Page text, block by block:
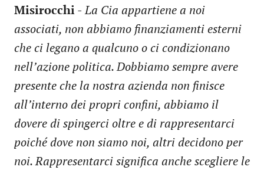
Misirocchi -La Cia appartiene a noi
associati, non abbiamo finanziamenti esterni
che ci legano a qualcuno o ci condizionano
nell’azione politica. Dobbiamo sempre avere
presente che la nostra azienda non finisce
all’interno dei propri confini, abbiamo il
dovere di spingerci oltre e di rappresentarci
poiché dove non siamo noi, altri decidono per
noi. Rappresentarci significa anche scegliere le